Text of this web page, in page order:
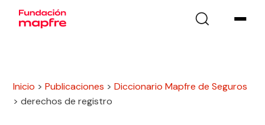
Inicio >Publicaciones >Diccionario Mapfre de Seguros
>derechos de registro